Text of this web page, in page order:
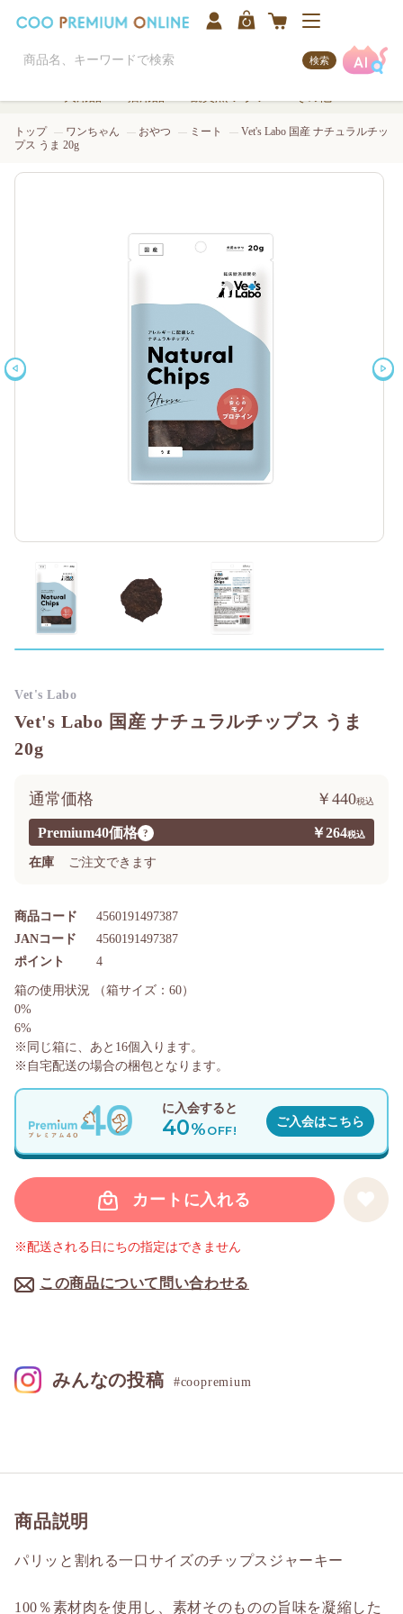
検索
トップ ワンちゃん おやつ ミート
Vet's Labo 国産 ナチュラルチッ
プス うま 20g
Vet's Labo 国産 ナチュラルチップス うま
20g
Premium40価格 ? ￥264
通常価格 ￥440
在庫 ご注文できます
商品コード 4560191497387
ポイント 4
JANコード 4560191497387
カートに入れる
この商品について問い合わせる
Vet's Labo
※配送される日にちの指定はできません
に入会すると
40%OFF!
ご入会はこちら
箱の使用状況
（箱サイズ：60）
0%
6%
※同じ箱に、あと 16個入ります。
※自宅配送の場合の梱包となります。
商品説明
パリッと割れる一口サイズのチップスジャーキー
100％素材肉を使用し、素材そのものの旨味を凝縮した
みんなの投稿 #coopremium